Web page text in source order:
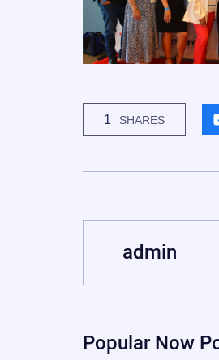
1 SHARES
admin
Popular Now